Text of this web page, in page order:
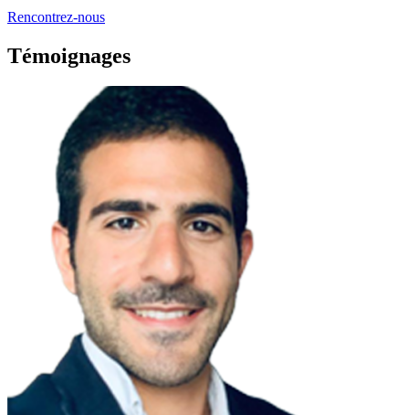
Rencontrez-nous
Témoignages